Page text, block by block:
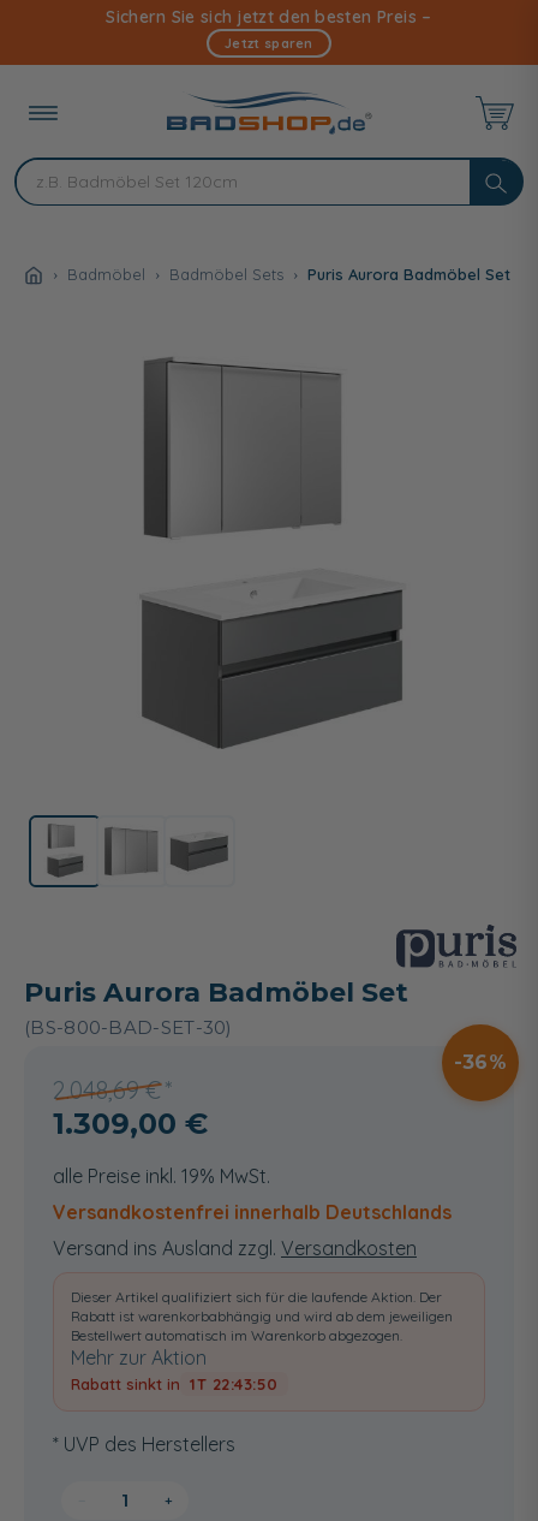
Inhalt
Sichern Sie sich jetzt den besten Preis –
Jetzt sparen
Badmöbel Badmöbel Sets Puris Aurora Badmöbel Set
Puris Aurora Badmöbel Set
(BS-800-BAD-SET-30)
2.048,69 €
36
1.309,00 €
alle Preise inkl. 19% MwSt.
Versandkostenfrei innerhalb Deutschlands
Versand ins Ausland zzgl. Versandkosten
Dieser Artikel qualifiziert sich für die laufende Aktion. Der
Rabatt ist warenkorbabhängig und wird ab dem jeweiligen
Bestellwert automatisch im Warenkorb abgezogen.
Mehr zur Aktion
Rabatt sinkt in 1T 22:43:49
* UVP des Herstellers
+